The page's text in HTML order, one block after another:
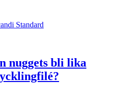
Standard
nuggets bli lika